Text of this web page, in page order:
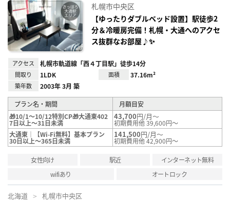
録
札幌市中央区
【ゆったりダブルベッド設置】駅徒歩2
分＆冷暖房完備！札幌・大通へのアクセ
ス抜群なお部屋♪✨
アクセス 札幌市軌道線「西４丁目駅」徒歩14分
間取り 1LDK 面積 37.16m²
築年数 2003年 3月 築
プラン名・期間
月額目安
🎁10/1～10/12特別CP🎁大通東402
7日以上～31日未満
43,700円/月～
初期費用他 39,600円～
大通東｜【Wi-Fi無料】基本プラン
30日以上～365日未満
141,500円/月～
初期費用他 42,900円～
女性向け 駅近
インターネット無料
wifiあり
オートロック
北海道 札幌市中央区